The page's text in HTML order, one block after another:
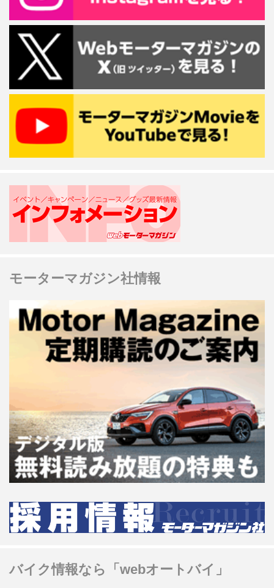
モーターマガジン社情報
バイク情報なら「webオートバイ」